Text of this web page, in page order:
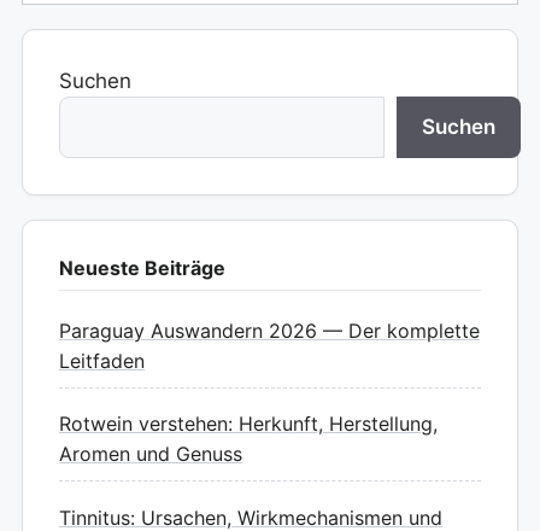
Suchen
Suchen
Neueste Beiträge
Paraguay Auswandern 2026 — Der komplette
Leitfaden
Rotwein verstehen: Herkunft, Herstellung,
Aromen und Genuss
Tinnitus: Ursachen, Wirkmechanismen und